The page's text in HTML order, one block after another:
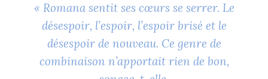
« Romana sentit ses cœurs se serrer. Le
désespoir, l’espoir, l’espoir brisé et le
désespoir de nouveau. Ce genre de
combinaison n’apportait rien de bon,